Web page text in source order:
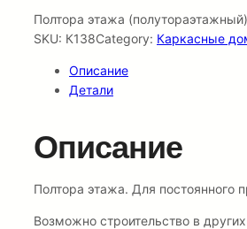
Полтора этажа (полутораэтажный)
SKU: К138Category: Каркасные
Описание
Детали
Описание
Полтора этажа. Для постоянного
Возможно строительство в